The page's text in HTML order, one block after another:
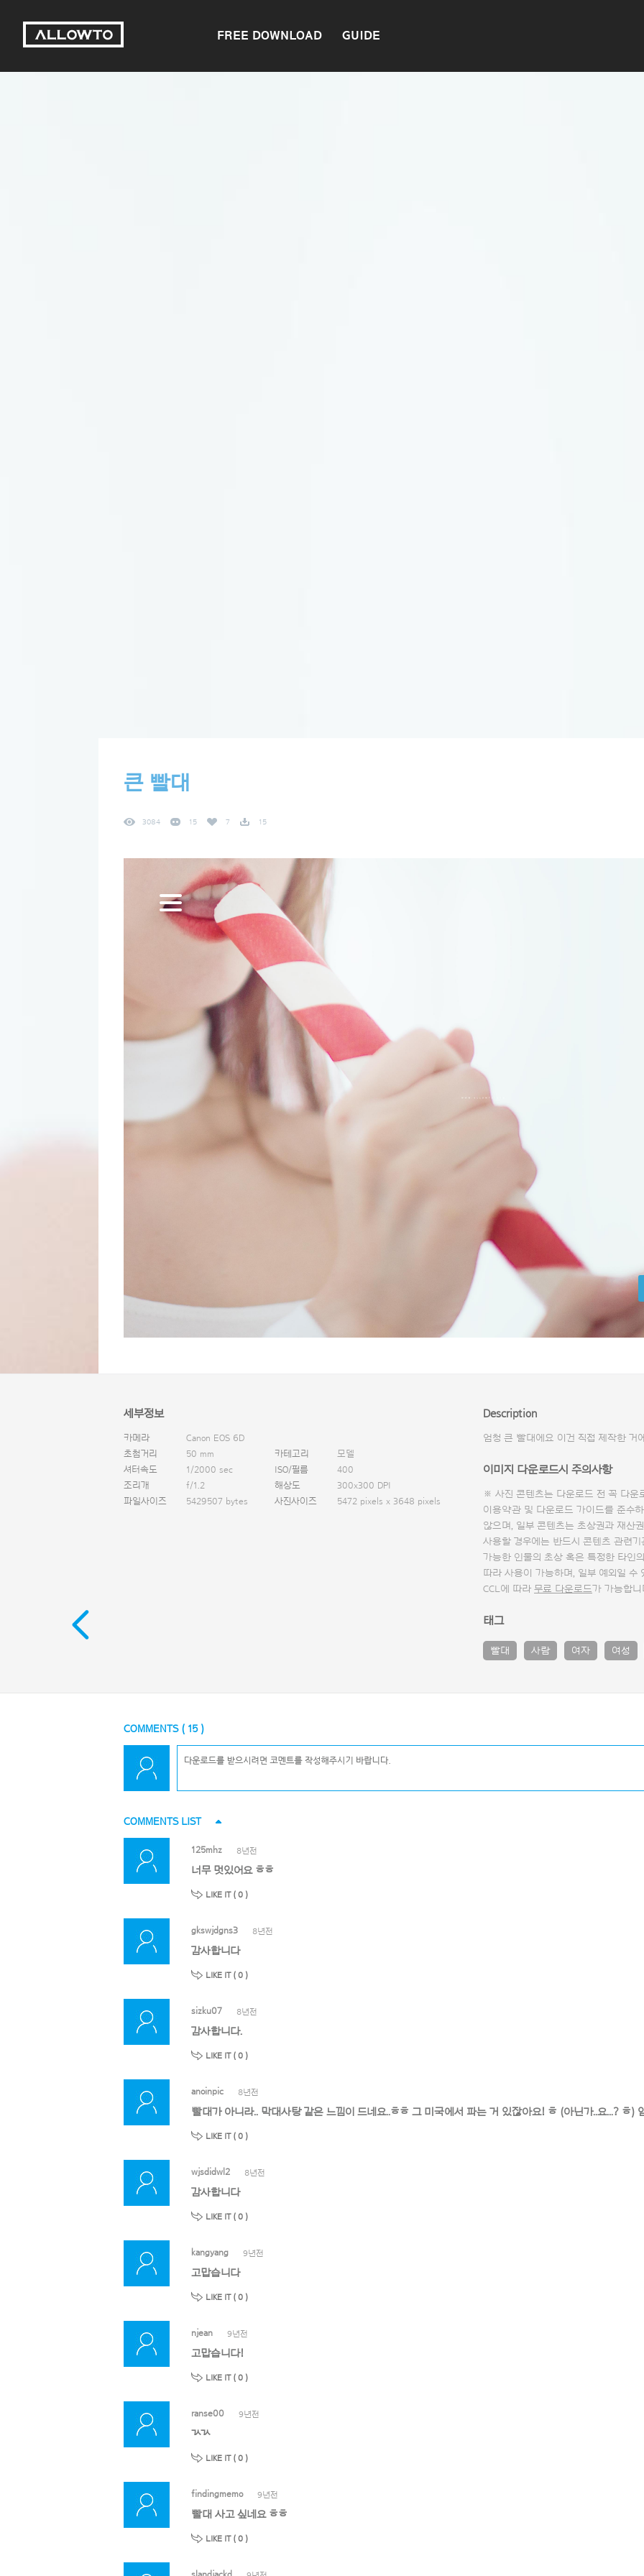
FREE DOWNLOAD GUIDE
큰 빨대
3084 15 7 15
세부정보
카메라
Canon EOS 6D
초첨거리
50 mm 카테고리
모델
셔터속도
1/2000 sec ISO/필름
400
조리개
f/1.2 해상도
300x300 DPI
파일사이즈
5429507 bytes 사진사이즈 5472 pixels x 3648 pixels
Description
엄청 큰 빨대에요 이건 직접 제작한 거
이미지 다운로드시 주의사항
※ 사진 콘텐츠는 다운로드 전 꼭 다운
이용약관 및 다운로드 가이드를 준수
않으며, 일부 콘텐츠는 초상권과 재산
사용할 경우에는 반드시 콘텐츠 관련
가능한 인물의 초상 혹은 특정한 타인
따라 사용이 가능하며, 일부 예외일
CCL에 따라 무료 다운로드가 가능합니
태그
빨대 사람 여자 여성
COMMENTS ( 15)
COMMENTS LIST
125mhz 8년전
너무 멋있어요 ㅎㅎ
LIKE IT ( 0 )
gkswjdgns3 8년전
감사합니다
LIKE IT ( 0 )
sizku07 8년전
감사합니다.
LIKE IT ( 0 )
anoinpic 8년전
빨대가 아니라.. 막대사탕 같은 느낌이 드네요..ㅎㅎ 그 미국에서 파는 거 있잖아요! ㅎ (아닌가..요...? ㅎ)
LIKE IT ( 0 )
wjsdidwl2 8년전
감사합니다
LIKE IT ( 0 )
kangyang 9년전
고맙습니다
LIKE IT ( 0 )
njean 9년전
고맙습니다!
LIKE IT ( 0 )
ranse00 9년전
ㄳㄳ
LIKE IT ( 0 )
findingmemo 9년전
빨대 사고 싶네요 ㅎㅎ
LIKE IT ( 0 )
slandjackd